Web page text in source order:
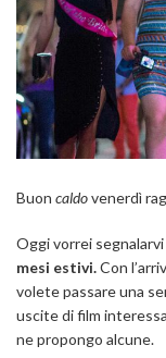
Buon caldovenerdì
Oggi vorrei
mesi estivi.Con
volete passare una
uscite di film
ne propongo alcune.